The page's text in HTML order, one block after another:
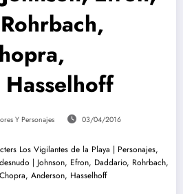
Y Personajes 03/04/2016